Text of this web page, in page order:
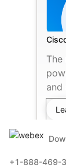
and
+1-888-469-